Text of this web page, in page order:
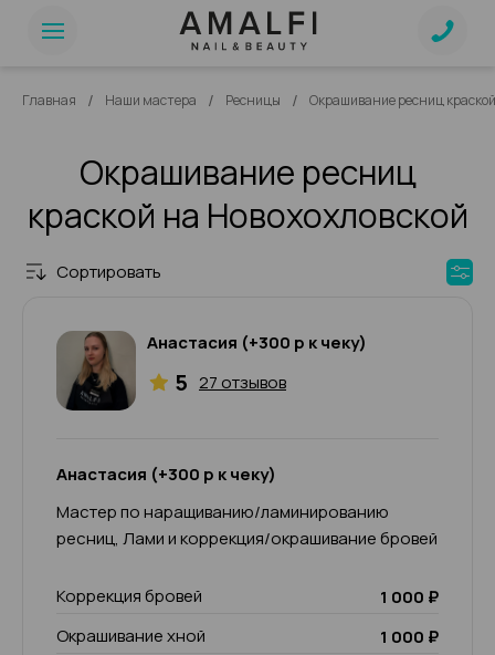
Главная / Наши мастера / Ресницы / Окрашивание ресниц краской
Окрашивание ресниц
краской на Новохохловской
Сортировать
Анастасия (+300 р к чеку)
5 27 отзывов
Анастасия (+300 р к чеку)
Мастер по наращиванию/ламинированию
ресниц, Лами и коррекция/окрашивание бровей
Коррекция бровей
1 000 ₽
Окрашивание хной
1 000 ₽